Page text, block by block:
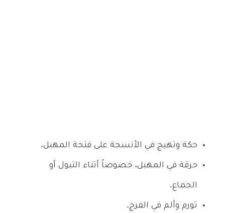
حكة وتهيج في الأنسجة على فتحة المهبل.
حرقة في المهبل، خصوصاً أثناء التبول أو
الجماع.
تورم وألم في الفرج.